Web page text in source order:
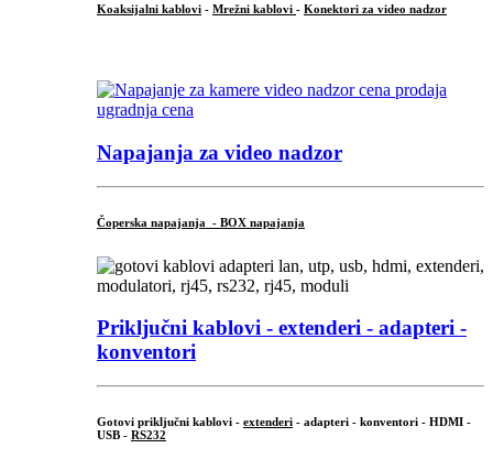
Koaksijalni kablovi - Mrežni kablovi - Konektori za video nadzor
Napajanja za video nadzor
Čoperska napajanja - BOX napajanja
Priključni kablovi - extenderi - adapteri -
konventori
Gotovi priključni kablovi - extenderi - adapteri - konventori - HDMI -
USB - RS232